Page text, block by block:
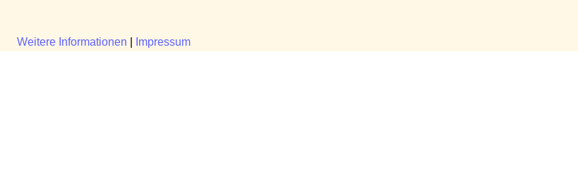
Weitere Informationen Impressum